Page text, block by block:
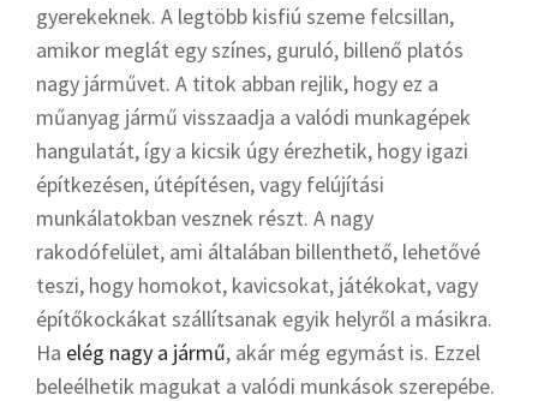
gyerekeknek. A legtöbb kisfiú szeme felcsillan,
amikor meglát egy színes, guruló, billenő platós
nagy járművet. A titok abban rejlik, hogy ez a
műanyag jármű visszaadja a valódi munkagépek
hangulatát, így a kicsik úgy érezhetik, hogy igazi
építkezésen, útépítésen, vagy felújítási
munkálatokban vesznek részt. A nagy
rakodófelület, ami általában billenthető, lehetővé
teszi, hogy homokot, kavicsokat, játékokat, vagy
építőkockákat szállítsanak egyik helyről a másikra.
Ha elég nagy a jármű, akár még egymást is. Ezzel
beleélhetik magukat a valódi munkások szerepébe.